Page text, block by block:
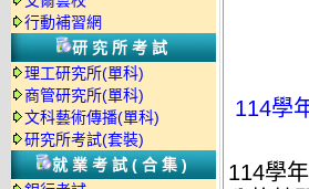
行動補習網
研究所考試
理工研究所(單科)
商管研究所(單科)
文科藝術傳播(單科)
研究所考試(套裝)
就業考試(合集)
114學
114學